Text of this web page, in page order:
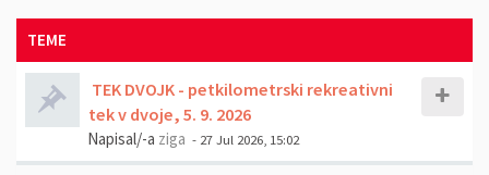
TEME
TEK DVOJK - petkilometrski rekreativni
tek v dvoje, 5. 9. 2026
Napisal/-a ziga - 27 Jul 2026, 15:02